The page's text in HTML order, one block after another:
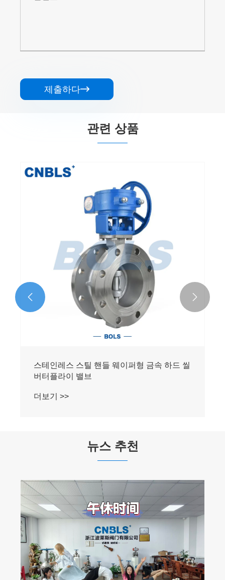
제출하다
관련 상품
고성능 환기 버터플라이 밸브
 
뉴스 추천
펌프 및 밸브의 스마트 제조에 대한 헌신을
심화하고 글로벌 협업을 위한 새로운 기회 포
더보기 >>